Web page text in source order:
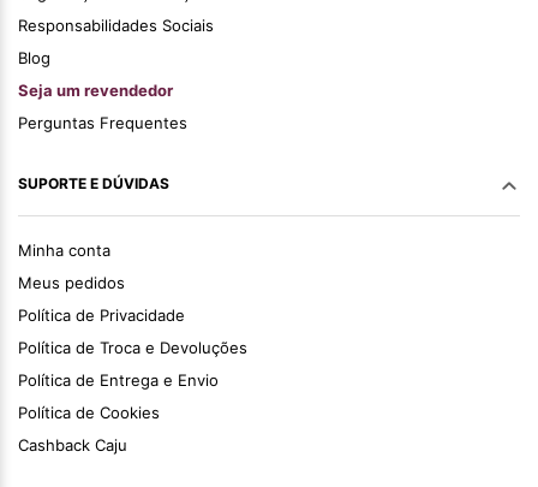
Responsabilidades Sociais
Blog
Seja um revendedor
Perguntas Frequentes
SUPORTE E DÚVIDAS
Minha conta
Meus pedidos
Política de Privacidade
Política de Troca e Devoluções
Política de Entrega e Envio
Política de Cookies
Cashback Caju